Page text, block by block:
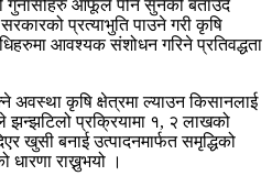
गुनासोहरु आफूले पनि सुनेको बताउँदै
प्रत्याभुति पाउने गरी कृषि
आवश्यक संशोधन गरिने प्रतिवद्धता
अवस्था कृषि क्षेत्रमा ल्याउन किसानलाई
झन्झटिलो प्रक्रियामा १, २ लाखको
खुसी बनाई उत्पादनमार्फत समृद्धिको
राख्नुभयो ।